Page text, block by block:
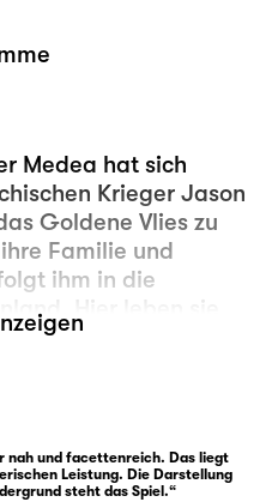
Medea hat sich
Krieger Jason
Goldene Vlies zu
Familie und
ihm in die
Hier leben sie
Kinder zur Welt.
höhere Stellung am
wendet er sich
Tochter zu und lässt
im Stich. Medea
allein in einem
nah und facettenreich. Das liegt
Leistung. Die Darstellung
steht das Spiel.“